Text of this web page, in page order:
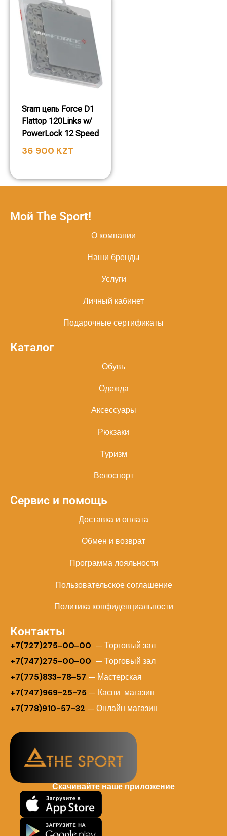
Sram цепь Force D1
Flattop 120Links w/
PowerLock 12 Speed
36 900 KZT
Мой The Sport!
О компании
Наши бренды
Услуги
Личный кабинет
Подарочные сертификаты
Каталог
Обувь
Одежда
Аксессуары
Рюкзаки
Туризм
Велоспорт
Сервис и помощь
Доставка и оплата
Обмен и возврат
Программа лояльности
Пользовательское соглашение
Политика конфиденциальности
Контакты
+7(727)275‒00‒00 — Торговый зал
+7(747)275‒00‒00 — Торговый зал
+7(775)833‒78‒57 — Мастерская
+7(747)969-25-75 — Каспи магазин
+7(778)910-57-32 — Онлайн магазин
Скачивайте наше приложение